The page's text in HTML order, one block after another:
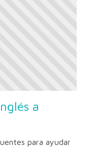
a
para ayudar